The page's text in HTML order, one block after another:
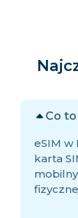
Co
eSIM w
karta